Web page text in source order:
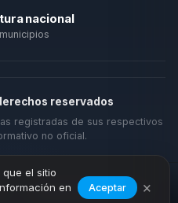
el sitio
en
Aceptar ×
nacional
reservados
registradas de sus respectivos
no oficial.
› Villanueva del Rey